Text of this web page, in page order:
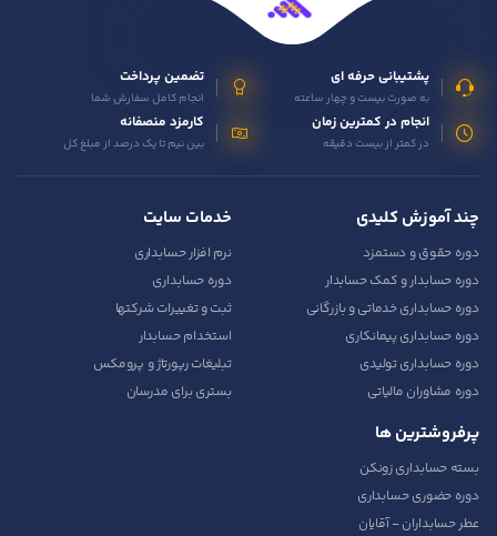
پشتیبانی حرفه ای
به صورت بیست و چهار ساعته
تضمین پرداخت
انجام کامل سفارش شما
انجام در کمترین زمان
در کمتر از بیست دقیقه
کارمزد منصفانه
بین نیم تا یک درصد از مبلغ کل
چند آموزش کلیدی
دوره حقوق و دستمزد
دوره حسابدار و کمک حسابدار
دوره حسابداری خدماتی و بازرگانی
دوره حسابداری پیمانکاری
دوره حسابداری تولیدی
دوره مشاوران مالیاتی
خدمات سایت
نرم افزار حسابداری
دوره حسابداری
ثبت و تغییرات شرکتها
استخدام حسابدار
تبلیغات رپورتاژ و پرومکس
بستری برای مدرسان
پرفروشترین ها
بسته حسابداری زونکن
دوره حضوری حسابداری
عطر حسابداران - آقایان